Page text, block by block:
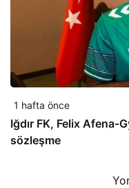
1 hafta önce
Iğdır FK, Felix Afena-
sözleşme